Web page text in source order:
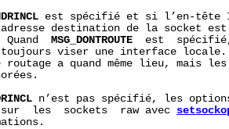
est spécifié et si l’en-tête
destination de la socket
Quand
MSG_DONTROUTE
est
viser une interface
routage a quand même lieu, mais
n’est pas spécifié, les
les  sockets  raw avec